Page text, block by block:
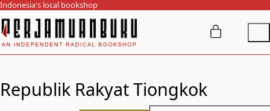
Indonesia's local bookshop
Republik Rakyat Tiongkok